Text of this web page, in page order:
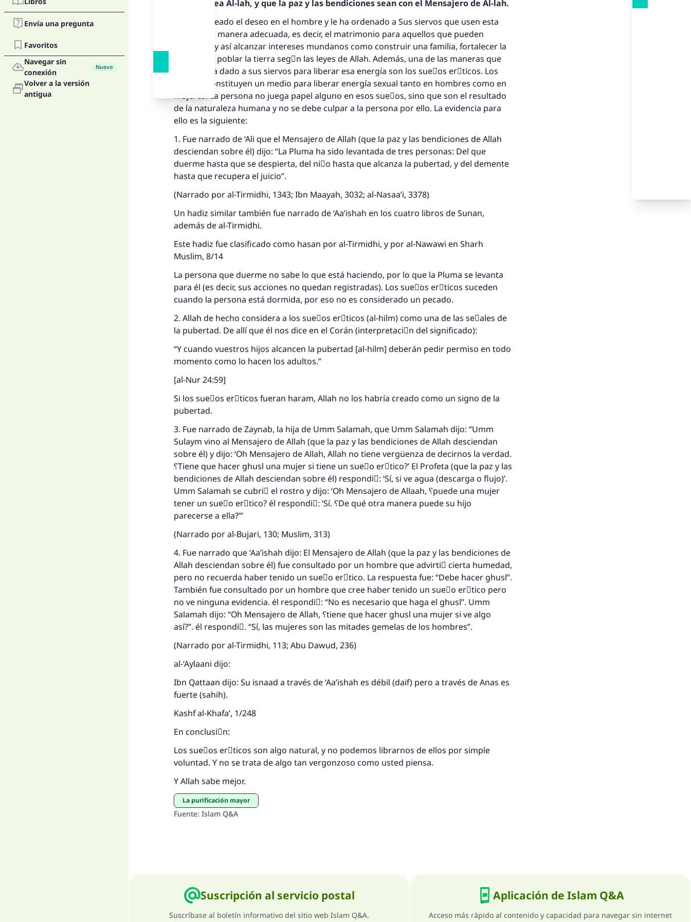
Envía una pregunta
Favoritos
Navegar sin
conexión
Nuevo
Volver a la versión
antigua
Alabado sea Al-lah, y que la paz y las bendiciones sean con el Mensajero de Al-lah.
Allah ha creado el deseo en el hombre y le ha ordenado a Sus siervos que usen esta
energía de manera adecuada, es decir, el matrimonio para aquellos que pueden
costearlo, y así alcanzar intereses mundanos como construir una familia, fortalecer la
sociedad y poblar la tierra segْn las leyes de Allah. Además, una de las maneras que
Allah les ha dado a sus siervos para liberar esa energía son los sueٌos erَticos. Los
mismos constituyen un medio para liberar energía sexual tanto en hombres como en
mujeres. La persona no juega papel alguno en esos sueٌos, sino que son el resultado
de la naturaleza humana y no se debe culpar a la persona por ello. La evidencia para
ello es la siguiente:
1. Fue narrado de ‘Ali que el Mensajero de Allah (que la paz y las bendiciones de Allah
desciendan sobre él) dijo: “La Pluma ha sido levantada de tres personas: Del que
duerme hasta que se despierta, del niٌo hasta que alcanza la pubertad, y del demente
hasta que recupera el juicio”.
(Narrado por al-Tirmidhi, 1343; Ibn Maayah, 3032; al-Nasaa’i, 3378)
Un hadiz similar también fue narrado de ‘Aa’ishah en los cuatro libros de Sunan,
además de al-Tirmidhi.
Este hadiz fue clasificado como hasan por al-Tirmidhi, y por al-Nawawi en Sharh
Muslim, 8/14
La persona que duerme no sabe lo que está haciendo, por lo que la Pluma se levanta
para él (es decir, sus acciones no quedan registradas). Los sueٌos erَticos suceden
cuando la persona está dormida, por eso no es considerado un pecado.
2. Allah de hecho considera a los sueٌos erَticos (al-hilm) como una de las seٌales de
la pubertad. De allí que él nos dice en el Corán (interpretaciَn del significado):
“Y cuando vuestros hijos alcancen la pubertad [al-hilm] deberán pedir permiso en todo
momento como lo hacen los adultos.”
[al-Nur 24:59]
Si los sueٌos erَticos fueran haram, Allah no los habría creado como un signo de la
pubertad.
3. Fue narrado de Zaynab, la hija de Umm Salamah, que Umm Salamah dijo: “Umm
Sulaym vino al Mensajero de Allah (que la paz y las bendiciones de Allah desciendan
sobre él) y dijo: ‘Oh Mensajero de Allah, Allah no tiene vergüenza de decirnos la verdad.
؟Tiene que hacer ghusl una mujer si tiene un sueٌo erَtico?’ El Profeta (que la paz y las
bendiciones de Allah desciendan sobre él) respondiَ: ‘Sí, si ve agua (descarga o flujo)’.
Umm Salamah se cubriَ el rostro y dijo: ‘Oh Mensajero de Allaah, ؟puede una mujer
tener un sueٌo erَtico? él respondiَ: ‘Sí. ؟De qué otra manera puede su hijo
parecerse a ella?’”
(Narrado por al-Bujari, 130; Muslim, 313)
4. Fue narrado que ‘Aa’ishah dijo: El Mensajero de Allah (que la paz y las bendiciones de
Allah desciendan sobre él) fue consultado por un hombre que advirtiَ cierta humedad,
pero no recuerda haber tenido un sueٌo erَtico. La respuesta fue: “Debe hacer ghusl”.
También fue consultado por un hombre que cree haber tenido un sueٌo erَtico pero
no ve ninguna evidencia. él respondiَ: “No es necesario que haga el ghusl”. Umm
Salamah dijo: “Oh Mensajero de Allah, ؟tiene que hacer ghusl una mujer si ve algo
así?”. él respondiَ. “Sí, las mujeres son las mitades gemelas de los hombres”.
(Narrado por al-Tirmidhi, 113; Abu Dawud, 236)
al-‘Aylaani dijo:
Ibn Qattaan dijo: Su isnaad a través de ‘Aa’ishah es débil (daif) pero a través de Anas es
fuerte (sahih).
Kashf al-Khafa’, 1/248
En conclusiَn:
Los sueٌos erَticos son algo natural, y no podemos librarnos de ellos por simple
voluntad. Y no se trata de algo tan vergonzoso como usted piensa.
Y Allah sabe mejor.
La purificación mayor
Fuente: Islam Q&A
Suscripción al servicio postal
Suscríbase al boletín informativo del sitio web Islam Q&A.
Aplicación de Islam Q&A
Acceso más rápido al contenido y capacidad para navegar sin internet
La respuesta no. 110845 salvó un matrimonio.
Desde la Q hasta la A, su contribución ayuda a IslamQA.
"Una persona que orienta a otros a hacer el bien obtendrá la
(MUSLIM, 1893)
Contribuir